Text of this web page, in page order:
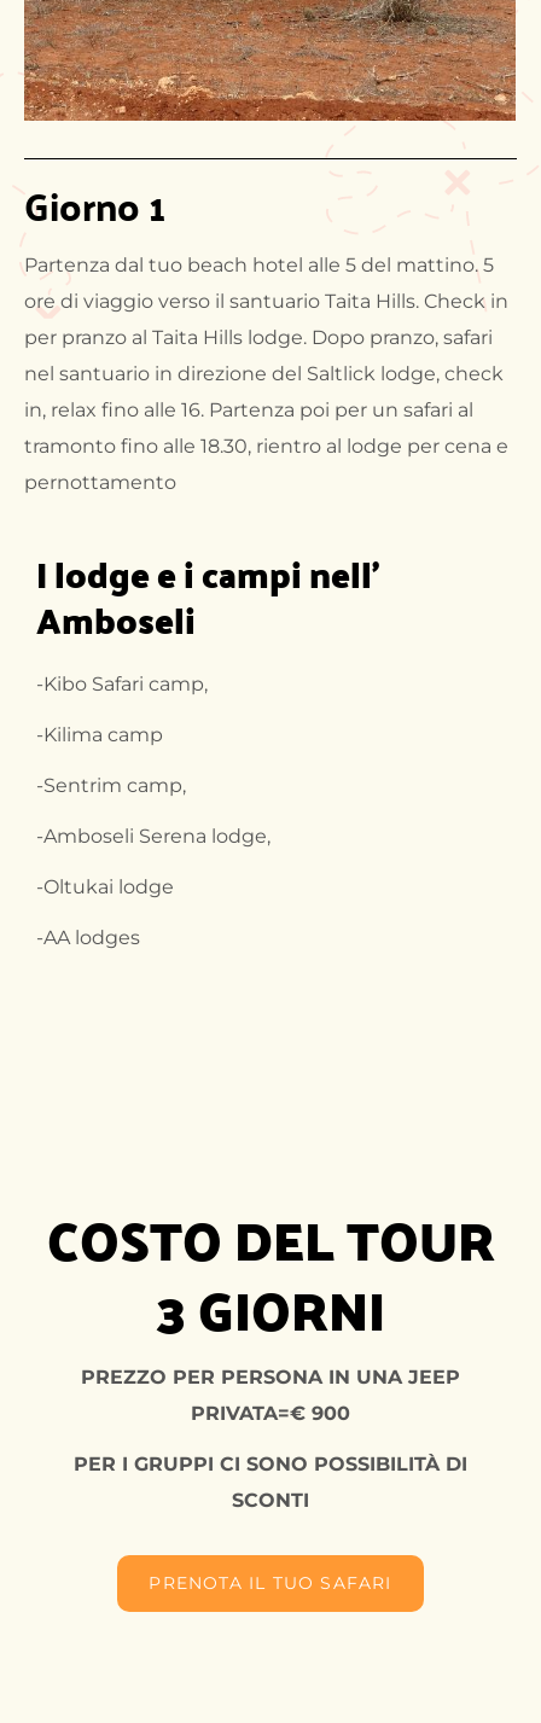
Giorno 1
Partenza dal tuo beach hotel alle 5 del mattino. 5
ore di viaggio verso il santuario Taita Hills. Check in
per pranzo al Taita Hills lodge. Dopo pranzo, safari
nel santuario in direzione del Saltlick lodge, check
in, relax fino alle 16. Partenza poi per un safari al
tramonto fino alle 18.30, rientro al lodge per cena e
pernottamento
I lodge e i campi nell'
Amboseli
-Kibo Safari camp,
-Kilima camp
-Sentrim camp,
-Amboseli Serena lodge,
-Oltukai lodge
-AA lodges
COSTO DEL TOUR
3 GIORNI
PREZZO PER PERSONA IN UNA JEEP
PRIVATA=€ 900
PER I GRUPPI CI SONO POSSIBILITÀ DI
SCONTI
PRENOTA IL TUO SAFARI